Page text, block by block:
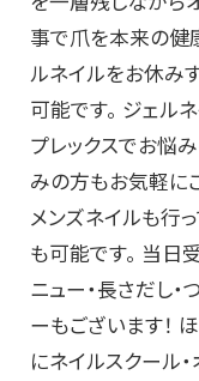
事で爪を本来の健
ルネイルをお休み
可能です。 ジェル
プレックスでお悩
みの方もお気軽に
メンズネイルも行
も可能です。 当日
ニュー・長さだし
ーもございます！
にネイルスクール